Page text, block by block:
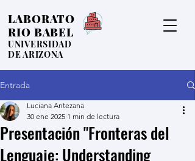
LABORATO
RIO BABEL
UNIVERSIDAD
DE ARIZONA
Entrada
Presentación "Fronteras del
Lenguaje: Understanding
Luciana Antezana
30 ene 2025 1 min de lectura